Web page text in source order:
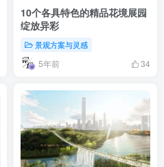
10个各具特色的精品花境展园
绽放异彩
景观方案与灵感
5年前 34